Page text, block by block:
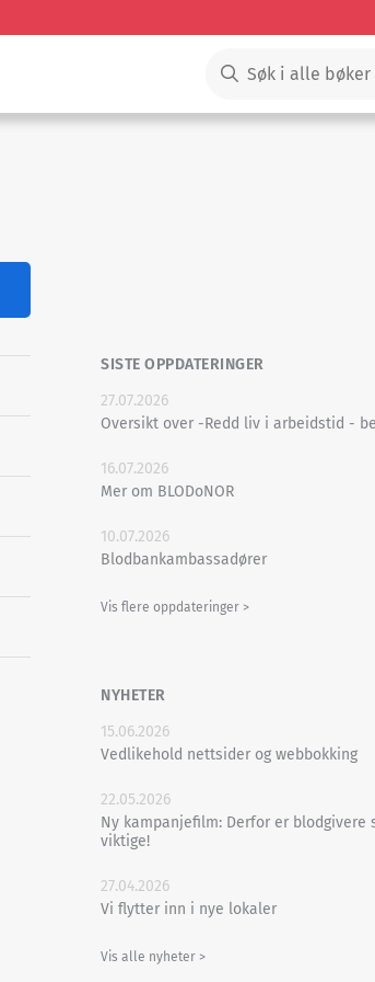
SISTE OPPDATERINGER
27.07.2026
Oversikt over -Redd liv i arbeidstid -
16.07.2026
Mer om BLODoNOR
10.07.2026
Blodbankambassadører
Vis flere oppdateringer >
NYHETER
15.06.2026
Vedlikehold nettsider og webbokking
22.05.2026
Ny kampanjefilm: Derfor er blodgivere
viktige!
27.04.2026
Vi flytter inn i nye lokaler
Vis alle nyheter >